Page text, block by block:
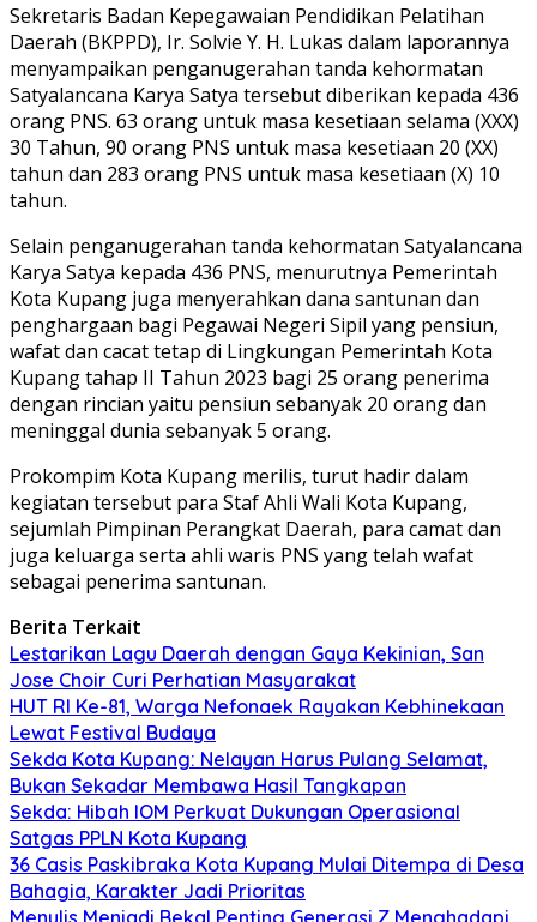
Sekretaris Badan Kepegawaian Pendidikan Pelatihan
Daerah (BKPPD), Ir. Solvie Y. H. Lukas dalam laporannya
menyampaikan penganugerahan tanda kehormatan
Satyalancana Karya Satya tersebut diberikan kepada 436
orang PNS. 63 orang untuk masa kesetiaan selama (XXX)
30 Tahun, 90 orang PNS untuk masa kesetiaan 20 (XX)
tahun dan 283 orang PNS untuk masa kesetiaan (X) 10
tahun.
Selain penganugerahan tanda kehormatan Satyalancana
Karya Satya kepada 436 PNS, menurutnya Pemerintah
Kota Kupang juga menyerahkan dana santunan dan
penghargaan bagi Pegawai Negeri Sipil yang pensiun,
wafat dan cacat tetap di Lingkungan Pemerintah Kota
Kupang tahap II Tahun 2023 bagi 25 orang penerima
dengan rincian yaitu pensiun sebanyak 20 orang dan
meninggal dunia sebanyak 5 orang.
Prokompim Kota Kupang merilis, turut hadir dalam
kegiatan tersebut para Staf Ahli Wali Kota Kupang,
sejumlah Pimpinan Perangkat Daerah, para camat dan
juga keluarga serta ahli waris PNS yang telah wafat
sebagai penerima santunan.
Berita Terkait
Lestarikan Lagu Daerah dengan Gaya Kekinian, San
Jose Choir Curi Perhatian Masyarakat
HUT RI Ke-81, Warga Nefonaek Rayakan Kebhinekaan
Lewat Festival Budaya
Sekda Kota Kupang: Nelayan Harus Pulang Selamat,
Bukan Sekadar Membawa Hasil Tangkapan
Sekda: Hibah IOM Perkuat Dukungan Operasional
Satgas PPLN Kota Kupang
36 Casis Paskibraka Kota Kupang Mulai Ditempa di Desa
Bahagia, Karakter Jadi Prioritas
Menulis Menjadi Bekal Penting Generasi Z Menghadapi